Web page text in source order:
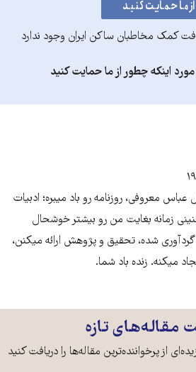
کمک مخاطبان ساکن ایران وجود ندارد
اینکه چطور از ما حمایت کنید
معروفی، روزنامه رو باد میبره؛ ادبیات
زمانه بغایت من رو بیشتر خوشحال
شده، تحقیق و پژوهش ارائه میکنن،
میکنه. زنده باد شما.
مقاله‌های تازه
از پرخواننده‌ترین مقاله‌ها را دریافت کنید